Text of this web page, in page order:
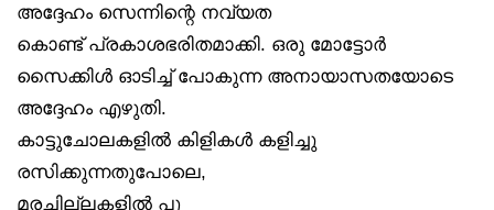
അദ്ദേഹം സെന്നിന്റെ നവ്യത
കൊണ്ട് പ്രകാശഭരിതമാക്കി. ഒരു മോട്ടോർ
സൈക്കിൾ ഓടിച്ച് പോകുന്ന അനായാസതയോടെ
അദ്ദേഹം എഴുതി.
കാട്ടുചോലകളിൽ കിളികൾ കളിച്ചു
രസിക്കുന്നതുപോലെ,
മരച്ചില്ലകളിൽ പൂ